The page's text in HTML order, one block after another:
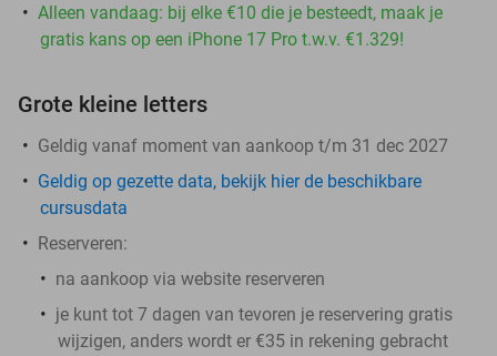
Alleen vandaag: bij elke €10 die je besteedt, maak je
gratis kans op een iPhone 17 Pro t.w.v. €1.329!
Grote kleine letters
Geldig vanaf moment van aankoop t/m 31 dec 2027
Geldig op gezette data, bekijk hier de beschikbare
cursusdata
Reserveren:
na aankoop via website reserveren
je kunt tot 7 dagen van tevoren je reservering gratis
wijzigen, anders wordt er €35 in rekening gebracht